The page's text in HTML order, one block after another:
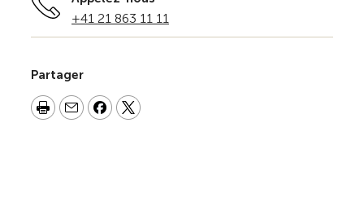
+41 21 863 11 11
Partager